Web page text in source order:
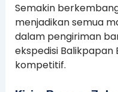
Semakin
menjadikan semua
dalam pengiriman
ekspedisi Balikpapan
kompetitif.